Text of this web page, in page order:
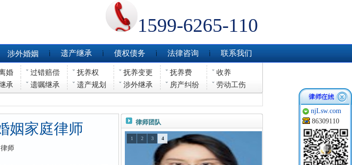
1599-6265-110
涉外婚姻 遗产继承 债权债务 法律咨询 联系我们
婚 过错赔偿 抚养权 抚养变更 抚养费
收养
承 遗嘱继承 遗产规划 涉外继承 房产纠纷 劳动工伤
姻家庭律师
师
律师团队
1 2 3 4
njLsw.com
86309110